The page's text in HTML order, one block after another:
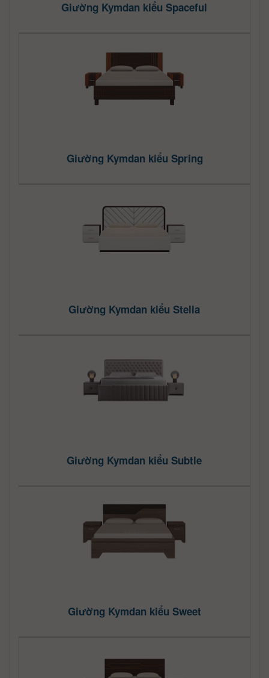
Giường Kymdan kiểu Spaceful
Giường Kymdan kiểu Spring
Giường Kymdan kiểu Stella
Giường Kymdan kiểu Subtle
Giường Kymdan kiểu Sweet